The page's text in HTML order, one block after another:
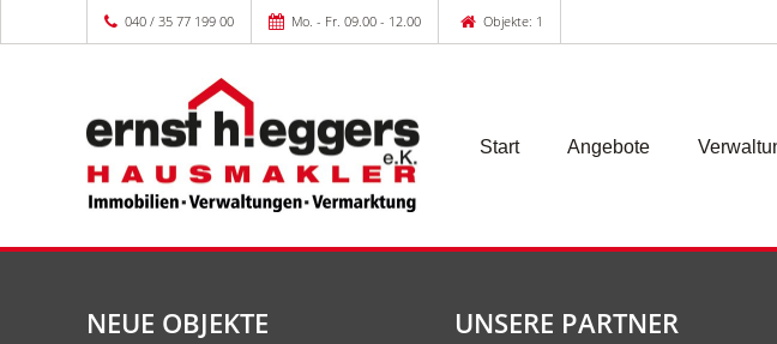
040 / 35 77 199 00 Mo. - Fr. 09.00 - 12.00 Objekte: 1
Start Angebote
NEUE OBJEKTE UNSERE PARTNER